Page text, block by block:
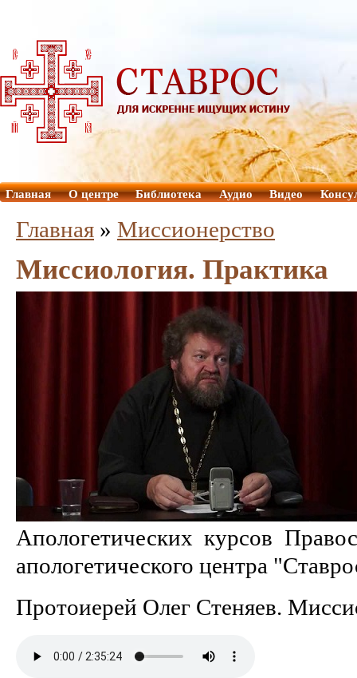
Главная О центре Библиотека Аудио Видео
Главная » Миссионерство
Миссиология. Практика
Апологетических курсов
апологетического центра
Протоиерей Олег Стеняев.